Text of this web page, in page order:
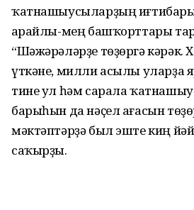
ҡатнашыусыларҙың
Һарайлы-мең башҡорттары
“Шәжәрәләрҙе төҙөргә
үткәне, милли асылы уларҙа
тине ул һәм сарала
барыһын да нәҫел ағасын
мәктәптәрҙә был эште киң
саҡырҙы.